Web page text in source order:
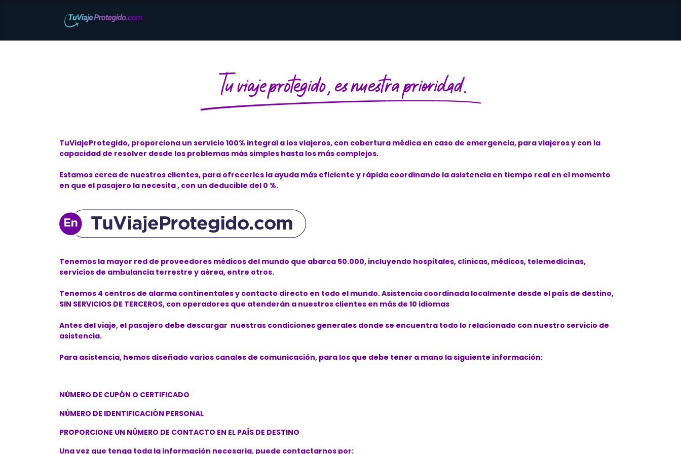
TuViajeProtegido, proporciona un servicio 100% integral a los viajeros, con cobertura médica en caso de emergencia, para viajeros y con la
capacidad de resolver desde los problemas más simples hasta los más complejos.
Estamos cerca de nuestros clientes, para ofrecerles la ayuda más eficiente y rápida coordinando la asistencia en tiempo real en el momento
en que el pasajero la necesita , con un deducible del 0 %.
Tenemos la mayor red de proveedores médicos del mundo que abarca 50.000, incluyendo hospitales, clínicas, médicos, telemedicinas,
servicios de ambulancia terrestre y aérea, entre otros.
Tenemos 4 centros de alarma continentales y contacto directo en todo el mundo. Asistencia coordinada localmente desde el país de destino,
SIN SERVICIOS DE TERCEROS, con operadores que atenderán a nuestros clientes en más de 10 idiomas
Antes del viaje, el pasajero debe descargar nuestras condiciones generales donde se encuentra todo lo relacionado con nuestro servicio de
asistencia.
Para asistencia, hemos diseñado varios canales de comunicación, para los que debe tener a mano la siguiente información:
NÚMERO DE CUPÓN O CERTIFICADO
NÚMERO DE IDENTIFICACIÓN PERSONAL
PROPORCIONE UN NÚMERO DE CONTACTO EN EL PAÍS DE DESTINO
Una vez que tenga toda la información necesaria, puede contactarnos por: